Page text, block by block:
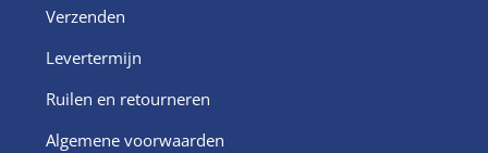
Verzenden
Levertermijn
Ruilen en retourneren
Algemene voorwaarden